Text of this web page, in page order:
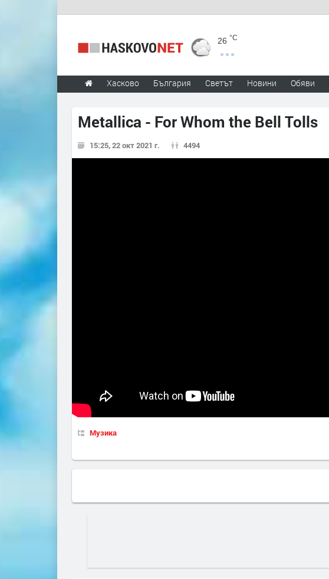
26 °C
Хасково България Светът Новини Обяви
Metallica - For Whom the Bell Tolls
15:25, 22 окт 2021 г. 4494
Музика